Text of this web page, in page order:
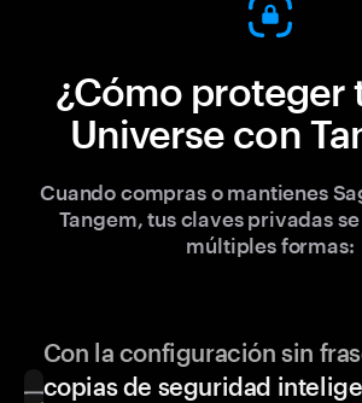
¿Cómo proteger
Universe con
Cuando compras o mantienes
Tangem, tus claves privadas
múltiples formas:
Con la configuración sin
copias de seguridad